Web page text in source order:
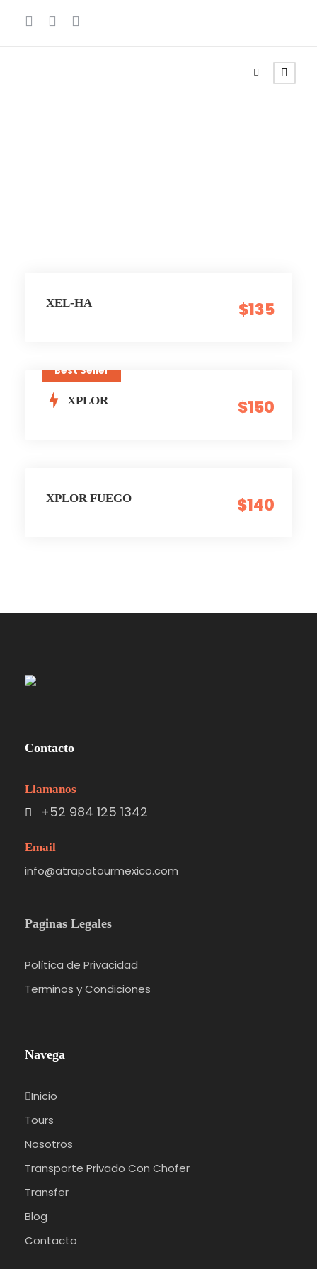
XEL-HA $135
Best Seller
XPLOR $150
XPLOR FUEGO $140
Contacto
Llamanos
+52 984 125 1342
Email
info@atrapatourmexico.com
Paginas Legales
Política de Privacidad
Terminos y Condiciones
Navega
Inicio
Tours
Nosotros
Transporte Privado Con Chofer
Transfer
Blog
Contacto